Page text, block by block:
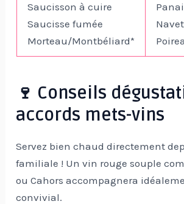
Saucisson à cuire
Saucisse fumée
Morteau/Montbéliard*
Navet
🍷 Conseils
accords mets-vins
Servez bien chaud directement
familiale ! Un vin rouge souple
ou Cahors accompagnera
convivial.